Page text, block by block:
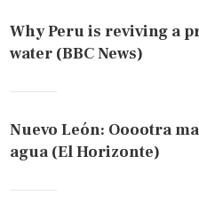
Why Peru is reviving a
water (BBC News)
Nuevo León: Ooootra
agua (El Horizonte)